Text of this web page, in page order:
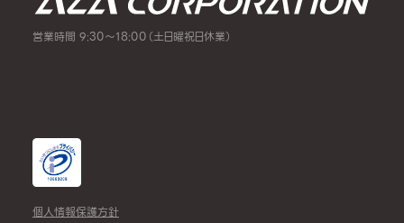
営業時間 9:30～18:00（土日曜祝日休業）
個人情報保護方針